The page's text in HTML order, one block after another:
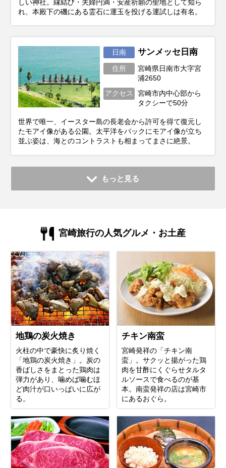
しい神社。縁結び・夫婦円満・安産祈願の聖地として知ら
れ、本殿下の磯にある霊石に運玉を投げる運試しは有名。
日南 サンメッセ日南
住所
宮崎県日南市大字宮
浦2650
アクセス
宮崎市内中心部から
タクシーで50分
世界で唯一、イースター島の長老会から許可を得て復元し
たモアイ像がある公園。太平洋をバックにモアイ像が立ち
並ぶ姿は、海とのコントラストも相まってまさに絶景。
もっと見る
宮崎旅行の人気グルメ・お土産
地鶏の炭火焼き
火柱の中で豪快に炙り焼く
「地鶏の炭火焼き」。炭の
香ばしさをまとった鶏肉は
弾力があり、噛めば噛むほ
ど肉汁が口いっぱいに広が
る。
チキン南蛮
宮崎発祥の「チキン南
蛮」。サクッと揚がった鶏
肉を甘酢にくぐらせタルタ
ルソースで食べるのが基
本。南蛮発祥の店は宮崎市
にあるおぐら。